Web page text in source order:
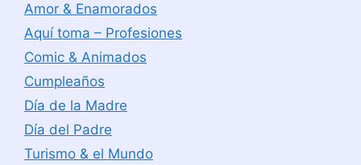
Amor & Enamorados
Aquí toma – Profesiones
Comic & Animados
Cumpleaños
Día de la Madre
Día del Padre
Turismo & el Mundo